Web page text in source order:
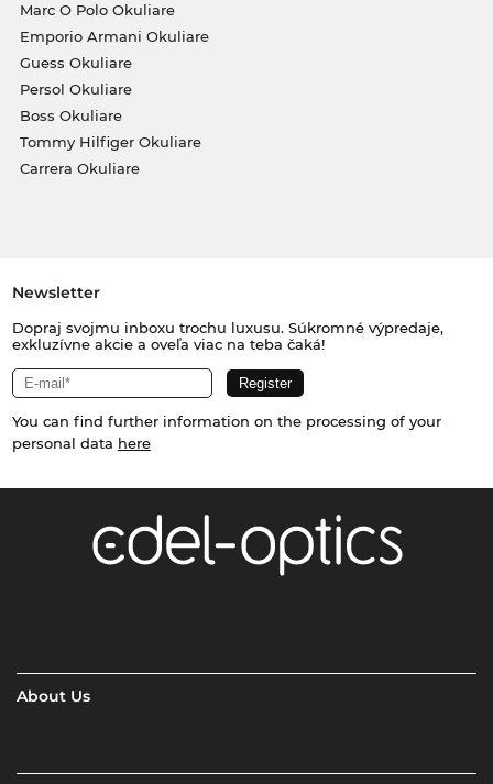
Marc O Polo Okuliare
Emporio Armani Okuliare
Guess Okuliare
Persol Okuliare
Boss Okuliare
Tommy Hilfiger Okuliare
Carrera Okuliare
Newsletter
Dopraj svojmu inboxu trochu luxusu. Súkromné výpredaje,
exkluzívne akcie a oveľa viac na teba čaká!
You can find further information on the processing of your
personal data here
About Us